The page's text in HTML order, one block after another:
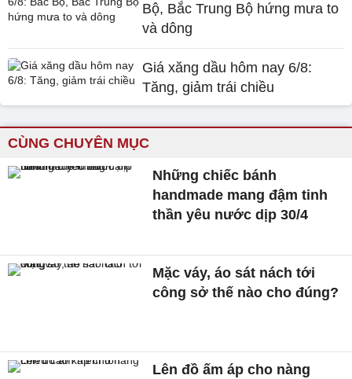
Bộ, Bắc Trung Bộ hứng mưa to
và dông
Giá xăng dầu hôm nay 6/8:
Tăng, giảm trái chiều
CÙNG CHUYÊN MỤC
Những chiếc bánh
handmade mang đậm tinh
thần yêu nước dịp 30/4
Mặc váy, áo sát nách tới
công sở thế nào cho đúng?
Lên đồ ấm áp cho nàng